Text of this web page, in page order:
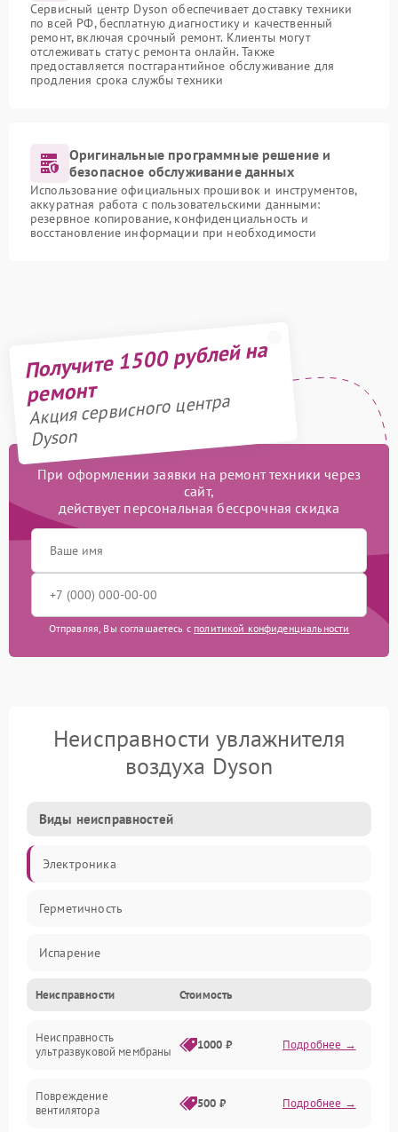
Сервисный центр Dyson обеспечивает доставку техники
по всей РФ, бесплатную диагностику и качественный
ремонт, включая срочный ремонт. Клиенты могут
отслеживать статус ремонта онлайн. Также
предоставляется постгарантийное обслуживание для
продления срока службы техники
Оригинальные программные решение и
безопасное обслуживание данных
Использование официальных прошивок и инструментов,
аккуратная работа с пользовательскими данными:
резервное копирование, конфиденциальность и
восстановление информации при необходимости
Получите 1500 рублей на
ремонт
Акция сервисного центра
Dyson
При оформлении заявки на ремонт техники через
сайт,
действует персональная бессрочная скидка
Отправляя, Вы соглашаетесь с политикой конфиденциальности
Неисправности увлажнителя
воздуха Dyson
Виды неисправностей
Электроника
Герметичность
Испарение
Водяной тракт
Механические повреждения
Неисправности Стоимость
Неисправность
ультразвуковой мембраны
1000 ₽ Подробнее →
Повреждение
вентилятора
500 ₽ Подробнее →